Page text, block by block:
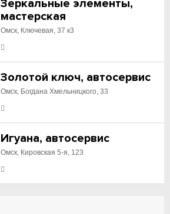
Зеркальные элементы,
мастерская
Омск, Ключевая, 37 к3
Золотой ключ, автосервис
Омск, Богдана Хмельницкого, 33
Игуана, автосервис
Омск, Кировская 5-я, 123